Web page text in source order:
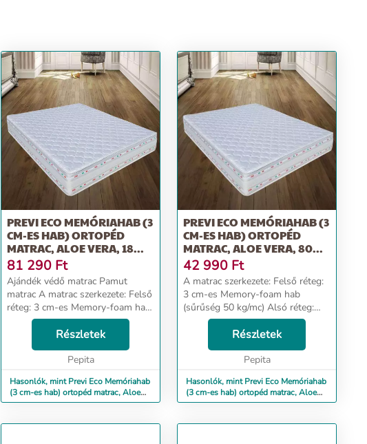
PREVI ECO MEMÓRIAHAB (3
CM-ES HAB) ORTOPÉD
MATRAC, ALOE VERA, 18...
81 290 Ft
Ajándék védő matrac Pamut
matrac A matrac szerkezete: Felső
réteg: 3 cm-es Memory-foam hab
(sűrűség 50 kg/mc) Alsó réteg:
Poliuterán hab 12 cm HD-High
Resilience (sűrűség 30 kg/mc) A
terméken talá...
Részletek
Pepita
Hasonlók, mint Previ Eco Memóriahab
(3 cm-es hab) ortopéd matrac, Aloe
Vera, 18...
PREVI ECO MEMÓRIAHAB (3
CM-ES HAB) ORTOPÉD
MATRAC, ALOE VERA, 80...
42 990 Ft
A matrac szerkezete: Felső réteg:
3 cm-es Memory-foam hab
(sűrűség 50 kg/mc) Alsó réteg:
Poliuterán hab 12 cm HD-High
Resilience (sűrűség 30 kg/mc) A
terméken található
háromdimenziós szalag ...
Részletek
Pepita
Hasonlók, mint Previ Eco Memóriahab
(3 cm-es hab) ortopéd matrac, Aloe
Vera, 80...